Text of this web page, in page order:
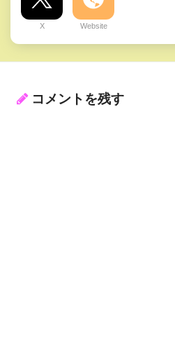
X Website
コメントを残す